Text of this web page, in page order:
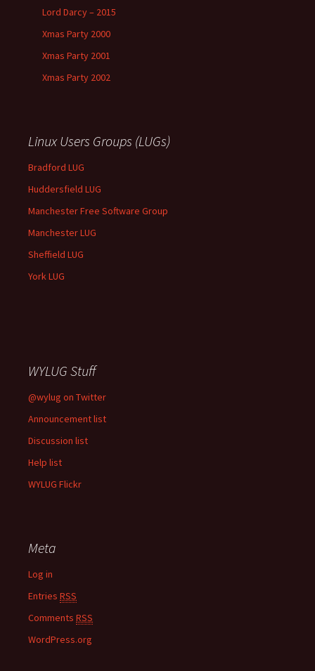
Lord Darcy – 2015
Xmas Party 2000
Xmas Party 2001
Xmas Party 2002
Linux Users Groups (LUGs)
Bradford LUG
Huddersfield LUG
Manchester Free Software Group
Manchester LUG
Sheffield LUG
York LUG
WYLUG Stuff
@wylug on Twitter
Announcement list
Discussion list
Help list
WYLUG Flickr
Meta
Log in
Entries RSS
Comments RSS
WordPress.org